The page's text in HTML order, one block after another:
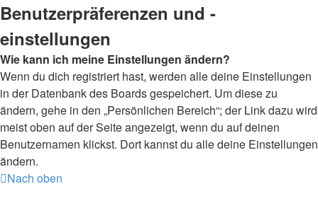
Benutzerpräferenzen und -
einstellungen
Wie kann ich meine Einstellungen ändern?
Wenn du dich registriert hast, werden alle deine Einstellungen
in der Datenbank des Boards gespeichert. Um diese zu
ändern, gehe in den „Persönlichen Bereich“; der Link dazu wird
meist oben auf der Seite angezeigt, wenn du auf deinen
Benutzernamen klickst. Dort kannst du alle deine Einstellungen
ändern.
Nach oben